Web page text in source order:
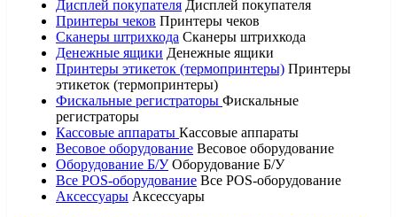
Дисплей покупателя Дисплей покупателя
Принтеры чеков Принтеры чеков
Сканеры штрихкода Сканеры штрихкода
Денежные ящики Денежные ящики
Принтеры этикеток (термопринтеры) Принтеры
этикеток (термопринтеры)
Фискальные регистраторы Фискальные
регистраторы
Кассовые аппараты Кассовые аппараты
Весовое оборудование Весовое оборудование
Оборудование Б/У Оборудование Б/У
Все POS-оборудование Все POS-оборудование
Аксессуары Аксессуары